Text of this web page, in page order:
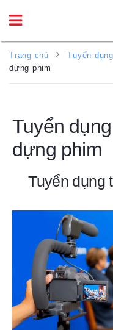
Trang chủ Tuyển dụng
dựng phim
Tuyển
dựng phim
Tuyển dụng